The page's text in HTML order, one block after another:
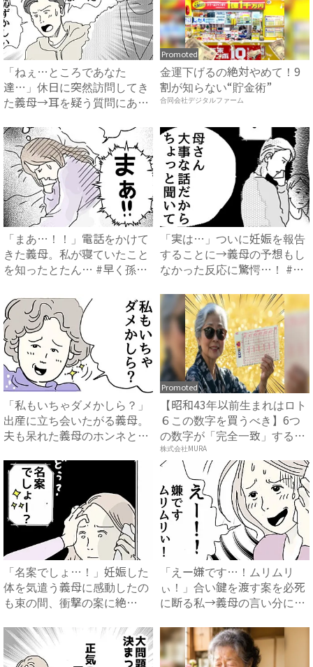
「ねぇ…ところであなた
達…」休日に突然訪問してき
た義母→耳を疑う質問にあ
Promoted
金運下げるの絶対やめて！9
割が知らない“貯金術”
合同会社デジタルファーム
「まあ…！！」電話をかけて
きた義母。私が寝ていたこと
を知ったとたん… #早く孫
「実は…」ついに妊娠を報告
することに→義母の予想もし
なかった反応に驚愕…！ #
「私もいちゃダメかしら？」
出産に立ち会いたがる義母。
夫も呆れた義母のホンネと
Promoted
【昭和43年以前生まれはロト
６この数字を買うべき】6つ
の数字が「完全一致」する
方...
株式会社MURA
「名案でしょ…！」妊娠した
体を気遣う義母に感動したの
も束の間、衝撃の案に絶
「えー嫌です…！ムリムリ
ぃ！」合い鍵を渡す案を必死
に断る私→義母の言い分にあ